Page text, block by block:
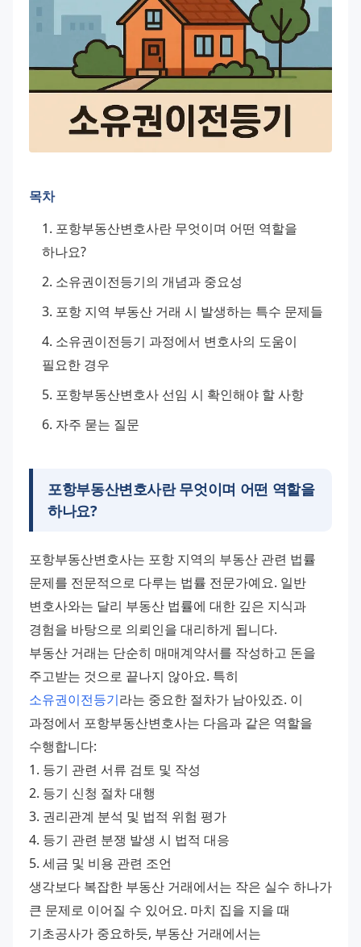
목차
포항부동산변호사란 무엇이며 어떤 역할을
하나요?
소유권이전등기의 개념과 중요성
포항 지역 부동산 거래 시 발생하는 특수 문제들
소유권이전등기 과정에서 변호사의 도움이
필요한 경우
포항부동산변호사 선임 시 확인해야 할 사항
자주 묻는 질문
포항부동산변호사란 무엇이며 어떤 역할을
하나요?
포항부동산변호사는 포항 지역의 부동산 관련 법률
문제를 전문적으로 다루는 법률 전문가예요. 일반
변호사와는 달리 부동산 법률에 대한 깊은 지식과
경험을 바탕으로 의뢰인을 대리하게 됩니다.
부동산 거래는 단순히 매매계약서를 작성하고 돈을
소유권이전등기라는 중요한 절차가 남아있죠. 이
과정에서 포항부동산변호사는 다음과 같은 역할을
수행합니다:
1. 등기 관련 서류 검토 및 작성
2. 등기 신청 절차 대행
3. 권리관계 분석 및 법적 위험 평가
4. 등기 관련 분쟁 발생 시 법적 대응
5. 세금 및 비용 관련 조언
생각보다 복잡한 부동산 거래에서는 작은 실수 하나가
큰 문제로 이어질 수 있어요. 마치 집을 지을 때
기초공사가 중요하듯, 부동산 거래에서는